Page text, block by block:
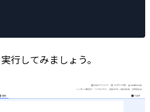
行してみましょう。